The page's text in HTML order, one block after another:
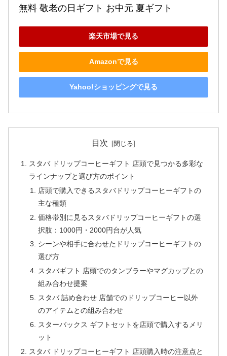
無料 敬老の日ギフト お中元 夏ギフト
楽天市場で見る
Amazonで見る
Yahoo!ショッピングで見る
目次
スタバ ドリップコーヒーギフト 店頭で見つかる多彩な
ラインナップと選び方のポイント
店頭で購入できるスタバドリップコーヒーギフトの
主な種類
価格帯別に見るスタバドリップコーヒーギフトの選
択肢：1000円・2000円台が人気
シーンや相手に合わせたドリップコーヒーギフトの
選び方
スタバギフト 店頭でのタンブラーやマグカップとの
組み合わせ提案
スタバ 詰め合わせ 店舗でのドリップコーヒー以外
のアイテムとの組み合わせ
スターバックス ギフトセットを店頭で購入するメリ
ット
スタバ ドリップコーヒーギフト 店頭購入時の注意点と